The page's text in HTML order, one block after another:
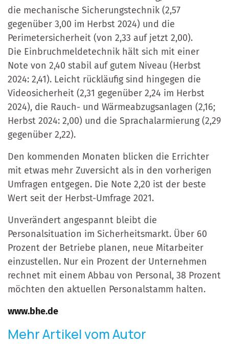
die mechanische Sicherungstechnik (2,57
gegenüber 3,00 im Herbst 2024) und die
Perimetersicherheit (von 2,33 auf jetzt 2,00).
Die Einbruchmeldetechnik hält sich mit einer
Note von 2,40 stabil auf gutem Niveau (Herbst
2024: 2,41). Leicht rückläufig sind hingegen die
Videosicherheit (2,31 gegenüber 2,24 im Herbst
2024), die Rauch- und Wärmeabzugsanlagen (2,16;
Herbst 2024: 2,00) und die Sprachalarmierung (2,29
gegenüber 2,22).
Den kommenden Monaten blicken die Errichter
mit etwas mehr Zuversicht als in den vorherigen
Umfragen entgegen. Die Note 2,20 ist der beste
Wert seit der Herbst-Umfrage 2021.
Unverändert angespannt bleibt die
Personalsituation im Sicherheitsmarkt. Über 60
Prozent der Betriebe planen, neue Mitarbeiter
einzustellen. Nur ein Prozent der Unternehmen
rechnet mit einem Abbau von Personal, 38 Prozent
möchten den aktuellen Personalstamm halten.
www.bhe.de
Mehr Artikel vom Autor